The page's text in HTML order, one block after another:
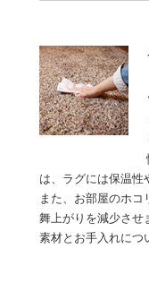
は、ラグには保温性
また、お部屋のホ
舞上がりを減少させ
素材とお手入れに